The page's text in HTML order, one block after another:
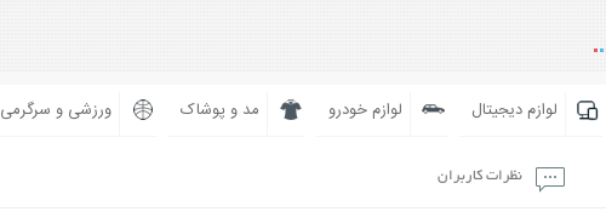
لوازم دیجیتال لوازم خودرو مد و پوشاک ورزشی و سرگرمی
نظرات کاربران